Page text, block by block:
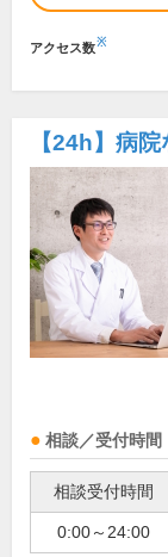
アクセス数※
【24h】 病院
相談／受付時間
相談受付時間
0:00～24:00